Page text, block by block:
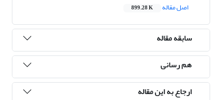
اصل مقاله
899.28 K
سابقه مقاله
هم رسانی
ارجاع به این مقاله